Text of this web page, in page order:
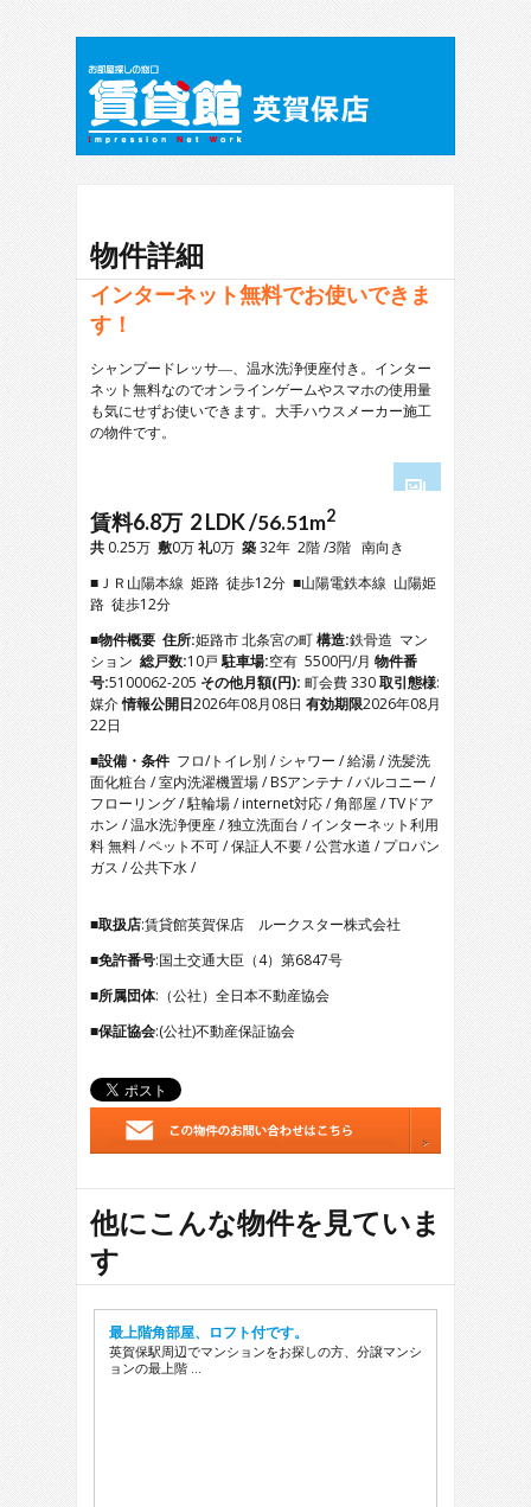
物件詳細
インターネット無料でお使いできま
す！
シャンプードレッサ―、温水洗浄便座付き。インター
ネット無料なのでオンラインゲームやスマホの使用量
も気にせずお使いできます。大手ハウスメーカー施工
の物件です。
4
7
8
9
12
13
14
15
16
賃料6.8万 2 LDK /56.51m2
共 0.25万 敷0万礼0万 築32年 2階 /3階 南向き
■ＪＲ山陽本線 姫路 徒歩12分 ■山陽電鉄本線 山陽姫
路 徒歩12分
■物件概要 住所:姫路市 北条宮の町構造:鉄骨造 マン
ション 総戸数:10戸駐車場:空有 5500円/月 物件番
号:5100062-205 その他月額(円): 町会費 330取引態様:
媒介情報公開日2026年08月08日 有効期限2026年08月
22日
■設備・条件 フロ/トイレ別 / シャワー / 給湯 / 洗髪洗
面化粧台 / 室内洗濯機置場 / BSアンテナ / バルコニー /
フローリング / 駐輪場 / internet対応 / 角部屋 / TVドア
ホン / 温水洗浄便座 / 独立洗面台 / インターネット利用
料 無料 / ペット不可 / 保証人不要 / 公営水道 / プロパン
ガス / 公共下水 /
■取扱店:賃貸館英賀保店 ルークスター株式会社
■免許番号:国土交通大臣（4）第6847号
■所属団体:（公社）全日本不動産協会
■保証協会:(公社)不動産保証協会
他にこんな物件を見ていま
す
最上階角部屋、ロフト付です。
英賀保駅周辺でマンションをお探しの方、分譲マンシ
ョンの最上階 …